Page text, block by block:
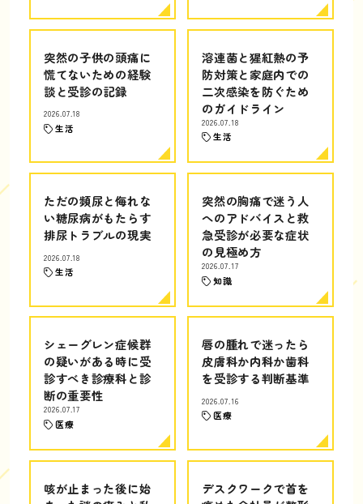
突然の子供の頭痛に
慌てないための経験
談と受診の記録
2026.07.18
生活
溶連菌と猩紅熱の予
防対策と家庭内での
二次感染を防ぐため
のガイドライン
2026.07.18
生活
ただの頻尿と侮れな
い糖尿病がもたらす
排尿トラブルの現実
2026.07.18
生活
突然の胸痛で迷う人
へのアドバイスと救
急受診が必要な症状
の見極め方
2026.07.17
知識
シェーグレン症候群
の疑いがある時に受
診すべき診療科と診
断の重要性
2026.07.17
医療
唇の腫れで迷ったら
皮膚科か内科か歯科
を受診する判断基準
2026.07.16
医療
咳が止まった後に始
デスクワークで首を